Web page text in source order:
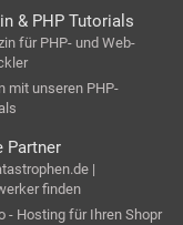
& PHP Tutorials
für PHP- und Web-
mit unseren PHP-
Partner
|
finden
- Hosting für Ihren Shopr